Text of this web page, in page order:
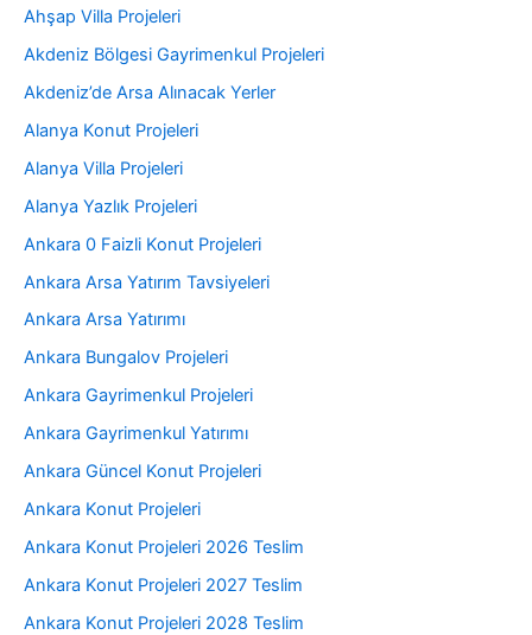
Ahşap Villa Projeleri
Akdeniz Bölgesi Gayrimenkul Projeleri
Akdeniz’de Arsa Alınacak Yerler
Alanya Konut Projeleri
Alanya Villa Projeleri
Alanya Yazlık Projeleri
Ankara 0 Faizli Konut Projeleri
Ankara Arsa Yatırım Tavsiyeleri
Ankara Arsa Yatırımı
Ankara Bungalov Projeleri
Ankara Gayrimenkul Projeleri
Ankara Gayrimenkul Yatırımı
Ankara Güncel Konut Projeleri
Ankara Konut Projeleri
Ankara Konut Projeleri 2026 Teslim
Ankara Konut Projeleri 2027 Teslim
Ankara Konut Projeleri 2028 Teslim